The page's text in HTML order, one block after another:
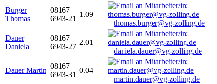
Burger
Thomas
08167
6943-21
1.09
thomas.burger@vg-zolling.de
Dauer
Daniela
08167
6943-27
2.01
daniela.dauer@vg-zolling.de
Dauer Martin
08167
6943-31
0.04
martin.dauer@vg-zolling.de